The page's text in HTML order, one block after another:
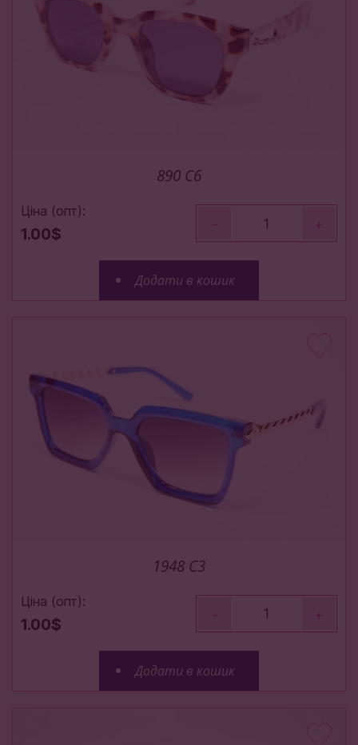
890 С6
Ціна (опт):
1.00$
- +
Додати в кошик
1948 С3
Ціна (опт):
1.00$
- +
Додати в кошик